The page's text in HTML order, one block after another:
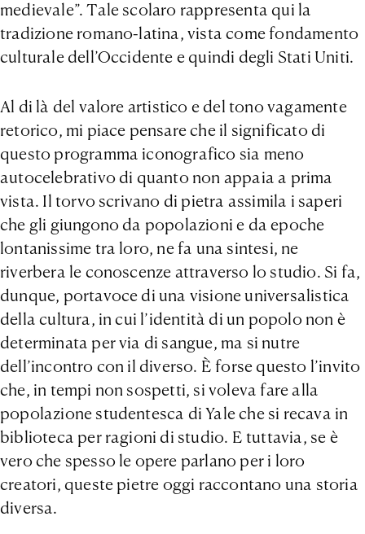
medievale”. Tale scolaro rappresenta qui la
tradizione romano-latina, vista come fondamento
culturale dell’Occidente e quindi degli Stati Uniti.
Al di là del valore artistico e del tono vagamente
retorico, mi piace pensare che il significato di
questo programma iconografico sia meno
autocelebrativo di quanto non appaia a prima
vista. Il torvo scrivano di pietra assimila i saperi
che gli giungono da popolazioni e da epoche
lontanissime tra loro, ne fa una sintesi, ne
riverbera le conoscenze attraverso lo studio. Si fa,
dunque, portavoce di una visione universalistica
della cultura, in cui l’identità di un popolo non è
determinata per via di sangue, ma si nutre
dell’incontro con il diverso. È forse questo l’invito
che, in tempi non sospetti, si voleva fare alla
popolazione studentesca di Yale che si recava in
biblioteca per ragioni di studio. E tuttavia, se è
vero che spesso le opere parlano per i loro
creatori, queste pietre oggi raccontano una storia
diversa.